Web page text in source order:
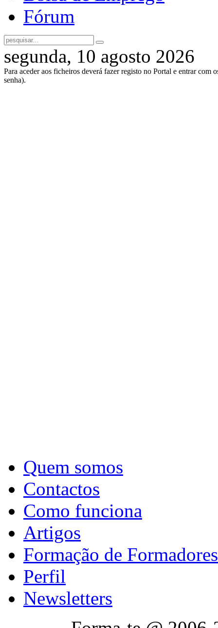
Fórum
segunda, 10 agosto 2026
Para aceder aos ficheiros deverá fazer registo no Portal e entrar com
senha).
Quem somos
Contactos
Como funciona
Artigos
Formação de Formadores
Perfil
Newsletters